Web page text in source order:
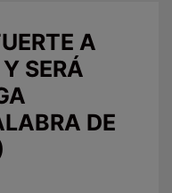
A
SERÁ
DE